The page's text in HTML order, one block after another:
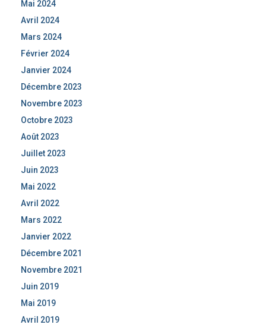
Mai 2024
Avril 2024
Mars 2024
Février 2024
Janvier 2024
Décembre 2023
Novembre 2023
Octobre 2023
Août 2023
Juillet 2023
Juin 2023
Mai 2022
Avril 2022
Mars 2022
Janvier 2022
Décembre 2021
Novembre 2021
Juin 2019
Mai 2019
Avril 2019